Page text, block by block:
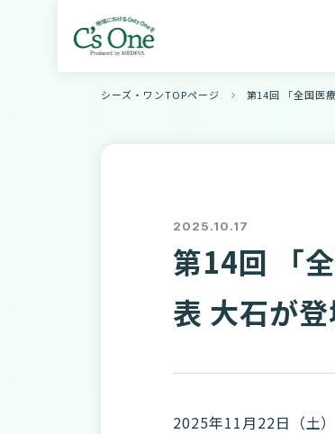
シーズ・ワンTOPページ 第14回 「全国医
2025.10.17
第14回 「
表 大石が
2025年11月22日（土